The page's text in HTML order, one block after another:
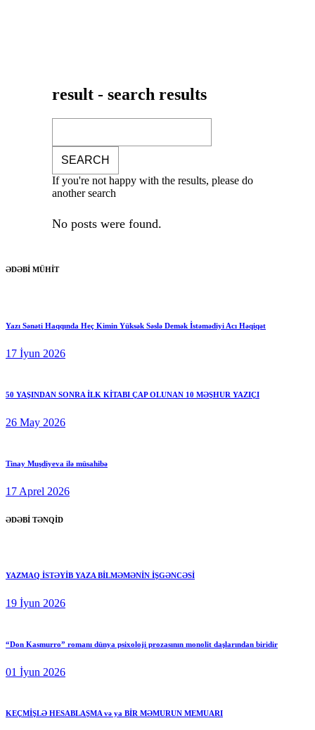
result - search results
If you're not happy with the results, please do
another search
No posts were found.
ƏDƏBİ MÜHİT
Yazı Sənəti Haqqında Heç Kimin Yüksək Səslə Demək İstəmədiyi Acı Həqiqət
17 İyun 2026
50 YAŞINDAN SONRA İLK KİTABI ÇAP OLUNAN 10 MƏŞHUR YAZIÇI
26 May 2026
Tinay Muşdiyeva ilə müsahibə
17 Aprel 2026
ƏDƏBİ TƏNQİD
YAZMAQ İSTƏYİB YAZA BİLMƏMƏNİN İŞGƏNCƏSİ
19 İyun 2026
“Don Kasmurro” romanı dünya psixoloji prozasının monolit daşlarından biridir
01 İyun 2026
KEÇMİŞLƏ HESABLAŞMA və ya BİR MƏMURUN MEMUARI